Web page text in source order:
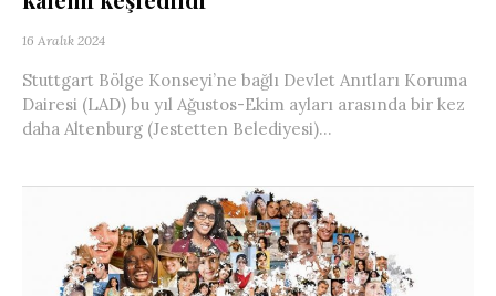
16 Aralık 2024
Stuttgart Bölge Konseyi’ne bağlı Devlet Anıtları Koruma
Dairesi (LAD) bu yıl Ağustos-Ekim ayları arasında bir kez
daha Altenburg (Jestetten Belediyesi)...